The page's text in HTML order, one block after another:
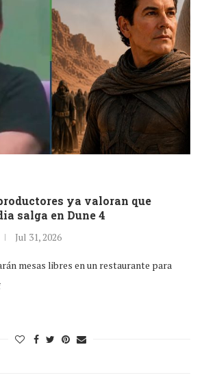
ya valoran que
salga en Dune 4
Jul 31, 2026
mesas libres en un restaurante para